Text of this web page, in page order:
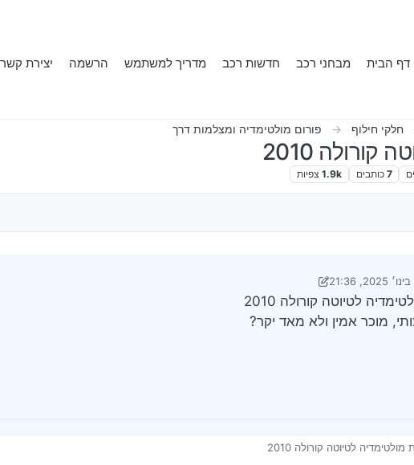
דף הבית מבחני רכב חדשות רכב מדריך למשתמש הרשמה יצירת קשר
חלקי חילוף פורום מולטימדיה ומצלמות דרך
2010
7 כותבים 1.9k צפיות
על ידי ארי 0
לטיוטה קורולה 2010
מוכר אמין ולא מאד יקר?
לטיוטה קורולה 2010